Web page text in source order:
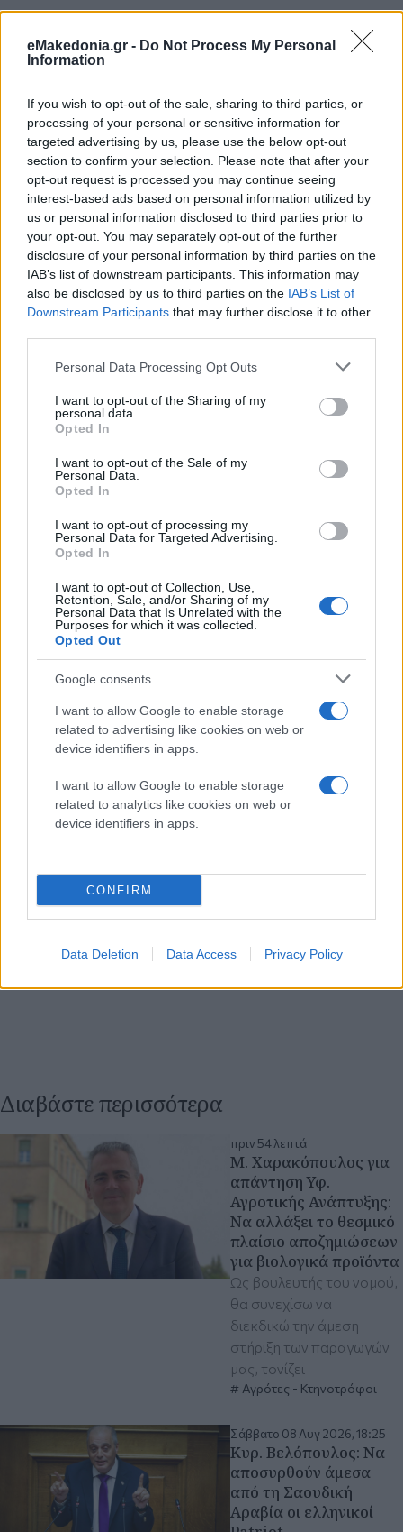
eMakedonia.gr - Do Not Process My Personal
Information
If you wish to opt-out of the sale, sharing to third parties, or
processing of your personal or sensitive information for
targeted advertising by us, please use the below opt-out
section to confirm your selection. Please note that after your
opt-out request is processed you may continue seeing
interest-based ads based on personal information utilized by
us or personal information disclosed to third parties prior to
your opt-out. You may separately opt-out of the further
disclosure of your personal information by third parties on the
IAB’s list of downstream participants. This information may
also be disclosed by us to third parties on the IAB’s List of
Downstream Participants that may further disclose it to other
Please note that this website/app uses one or more Google
not limited to your visit or usage behaviour. You may click to
grant or deny consent to Google and its third-party tags to
use your data for below specified purposes in below Google
consent section.
Personal Data Processing Opt Outs
I want to opt-out of the Sharing of my
personal data.
Opted In
I want to opt-out of the Sale of my
Personal Data.
Opted In
I want to opt-out of processing my
Personal Data for Targeted Advertising.
Opted In
I want to opt-out of Collection, Use,
Retention, Sale, and/or Sharing of my
Personal Data that Is Unrelated with the
Purposes for which it was collected.
Opted Out
Google consents
I want to allow Google to enable storage
related to advertising like cookies on web or
device identifiers in apps.
I want to allow Google to enable storage
related to analytics like cookies on web or
device identifiers in apps.
CONFIRM
Data Deletion Data Access Privacy Policy
Διαβάστε περισσότερα
πριν 54 λεπτά
Μ. Χαρακόπουλος για
απάντηση Υφ.
Αγροτικής Ανάπτυξης:
Να αλλάξει το θεσμικό
πλαίσιο αποζημιώσεων
για βιολογικά προϊόντα
Ως βουλευτής του νομού,
θα συνεχίσω να
διεκδικώ την άμεση
στήριξη των παραγωγών
μας, τονίζει
Αγρότες - Κτηνοτρόφοι
Σάββατο 08 Αυγ 2026, 18:25
Κυρ. Βελόπουλος: Να
αποσυρθούν άμεσα
από τη Σαουδική
Αραβία οι ελληνικοί